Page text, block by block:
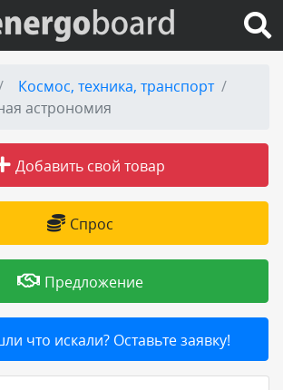
или услугу
Космос, техника, транспорт
астрономия
Добавить свой товар
Спрос
Предложение
что искали? Оставьте заявку!